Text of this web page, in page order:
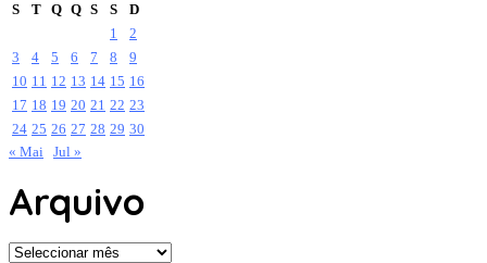
S
T Q Q S S
D
1
2
3
4 5 6 7 8
9
10 11 12 13 14 15 16
17 18 19 20 21 22 23
24 25 26 27 28 29 30
« Mai Jul »
Arquivo
Arquivo